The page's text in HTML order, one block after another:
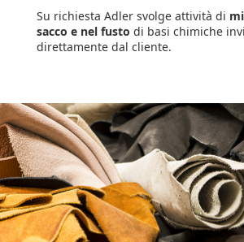
Su richiesta Adler svolge attività di
sacco e nel fusto di basi chimiche
direttamente dal cliente.